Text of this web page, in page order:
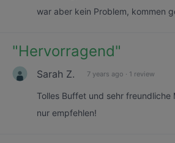
war aber kein Problem, kommen
"Hervorragend"
Sarah Z. 7 years ago · 1 review
Tolles Buffet und sehr freundliche
nur empfehlen!